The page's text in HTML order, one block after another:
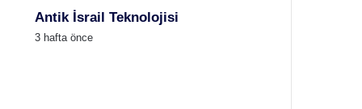
Antik İsrail Teknolojisi
3 hafta önce